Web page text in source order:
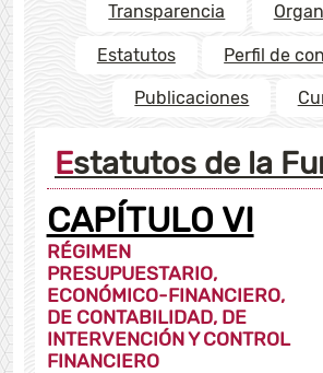
Transparencia
Estatutos Perfil de
Publicaciones
Estatutos de la
CAPÍTULO VI
RÉGIMEN
PRESUPUESTARIO,
ECONÓMICO-FINANCIERO,
DE CONTABILIDAD, DE
INTERVENCIÓN Y CONTROL
FINANCIERO